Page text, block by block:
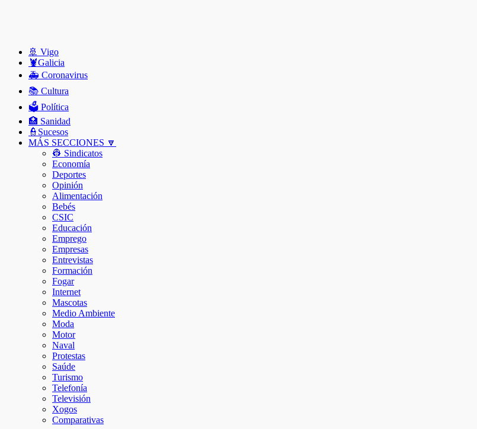
🚢 Vigo
🦞️Galicia
🚑 Coronavirus
📚 Cultura
🗳️ Política
🏥 Sanidad
👮Sucesos
MÁS SECCIONES 🔽
👷 Sindicatos
Economía
Deportes
Opinión
Alimentación
Bebés
CSIC
Educación
Emprego
Empresas
Entrevistas
Formación
Fogar
Internet
Mascotas
Medio Ambiente
Moda
Motor
Naval
Protestas
Saúde
Turismo
Telefonía
Televisión
Xogos
Comparativas